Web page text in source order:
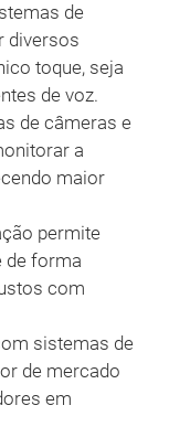
de
diversos
toque, seja
de voz.
de câmeras e
a
maior
permite
de forma
com
sistemas de
de mercado
em